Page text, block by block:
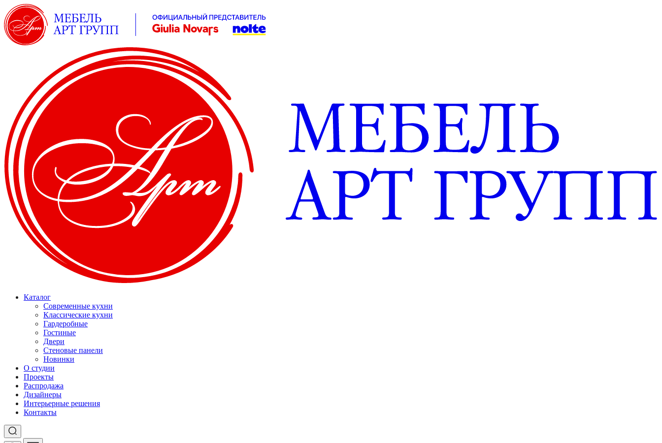
Каталог
Современные кухни
Классические кухни
Гардеробные
Гостиные
Двери
Стеновые панели
Новинки
О студии
Проекты
Распродажа
Дизайнеры
Интерьерные решения
Контакты